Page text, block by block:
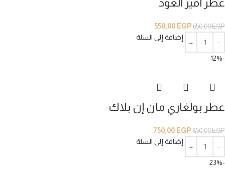
عطر أمير العود
650,00EGP
550,00 EGP
إضافة إلى السلة
-12%
عطر بولغاري مان إن بلاك
850,00EGP
750,00 EGP
إضافة إلى السلة
-23%